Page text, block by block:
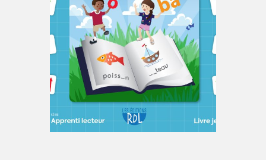
Espace enseignant·e·s